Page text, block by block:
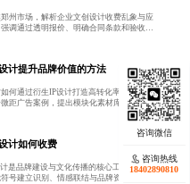
州市场，解析企业文创设计收费乱象与应
调通过透明报价、明确合同条款和验收标
计提升品牌价值的方法
何通过衍生IP设计打造高转化率的视觉叙
距广告案例，提出模块化素材库与AI辅助
等方法，提升设计效率与一致性，实现品牌
计如何收费
是品牌建设与文化传播的核心工具，通过
号建立识别、情感联结与品牌资产。文章
咨询热线
18402890810